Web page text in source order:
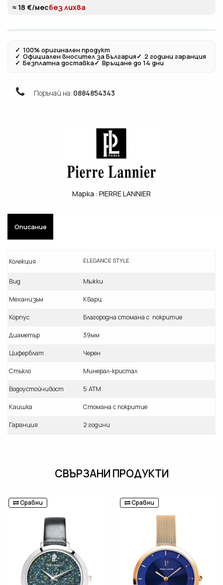
≈ 18 €/месбез лихва
✓ 100% оригинален продукт
✓ Официален вносител за България✓ 2 години гаранция
✓ Безплатна доставка✓ Връщане до 14 дни
Поръчай на: 0884854343
Марка : PIERRE LANNIER
Описание
Колекция ELEGANCE STYLE
Вид Мъжки
Механизъм Кварц
Корпус Благородна стомана с покритие
Диаметър 39мм
Циферблат Черен
Стъкло Минерал-кристал
Водоустойчивост 5 ATM
Каишка Стомана с покритие
Гаранция 2 години
СВЪРЗАНИ ПРОДУКТИ
Сравни Сравни